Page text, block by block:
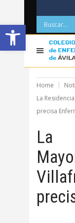
Abrir barra de
Home
La
precisa
La